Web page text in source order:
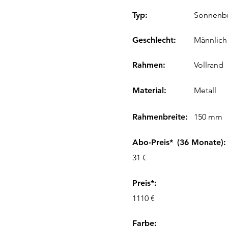
Typ:
Geschlecht: Männlich
Rahmen: Vollrand
Material: Metall
Rahmenbreite: 150 mm
Abo-Preis* (36 Monate):
31 €
Preis*:
1110 €
Farbe: